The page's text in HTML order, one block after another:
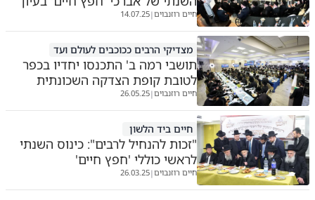
חיים רוזנבוים|
14.07.25
מצדיקי הרבים ככוכבים לעולם ועד
תושבי רמה ב' התכנסו יחדיו בכפר
לטובת קופת הצדקה השכונתית
חיים רוזנבוים|
26.05.25
חיים ביד הלשון
"זכות להנחיל לרבים": כינוס השנתי
לראשי כוללי 'חפץ חיים'
חיים רוזנבוים|
26.03.25